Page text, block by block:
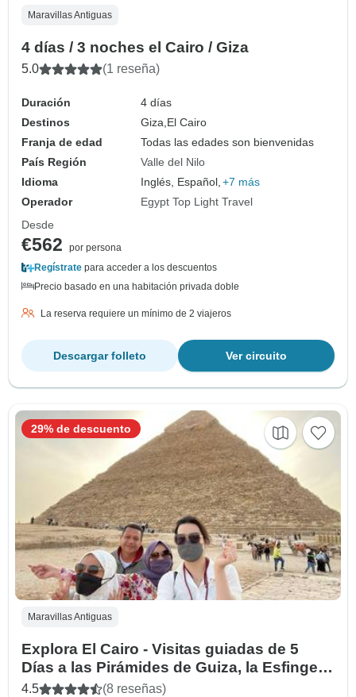
Maravillas Antiguas
4 días / 3 noches el Cairo / Giza
5.0 (1 reseña)
Duración
4 días
Destinos
Giza, El Cairo
Franja de edad
Todas las edades son bienvenidas
País Región
Valle del Nilo
Idioma
Inglés, Español, +7 más
Operador
Egypt Top Light Travel
Desde
€562
por persona
Regístrate para acceder a los descuentos
Precio basado en una habitación privada doble
La reserva requiere un mínimo de 2 viajeros
Ver circuito
Descargar folleto
Maravillas Antiguas
Explora El Cairo - Visitas guiadas de 5
Días a las Pirámides de Guiza, la Esfinge,
el Museo Egipcio y mucho más
4.5 (8 reseñas)
29% de descuento